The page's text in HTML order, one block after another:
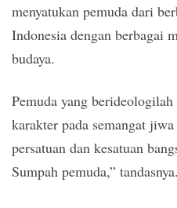
menyatukan pemuda dari
Indonesia dengan berbagai
budaya.
Pemuda yang
karakter pada semangat
persatuan dan kesatuan
Sumpah pemuda,” tandasnya.